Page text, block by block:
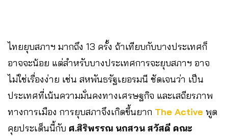
ไทยยุบสภาฯ มากถึง 13 ครั้ง ถ้าเทียบกับบางประเทศก็
อาจจะน้อย แต่สำหรับบางประเทศการจะยุบสภาฯ อาจ
ไม่ใช่เรื่องง่าย เช่น สหพันธรัฐเยอรมนี ชัดเจนว่า เป็น
ประเทศที่เน้นความมั่นคงทางเศรษฐกิจ และเสถียรภาพ
ทางการเมือง การยุบสภาจึงเกิดขึ้นยาก The Active พูด
คุยประเด็นนี้กับ ศ.สิริพรรณ นกสวน สวัสดี คณะ